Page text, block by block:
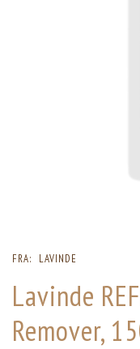
FRA: LAVINDE
Lavinde
Remover,